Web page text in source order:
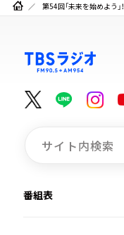
第54回「未来を始めよう」！
番組表